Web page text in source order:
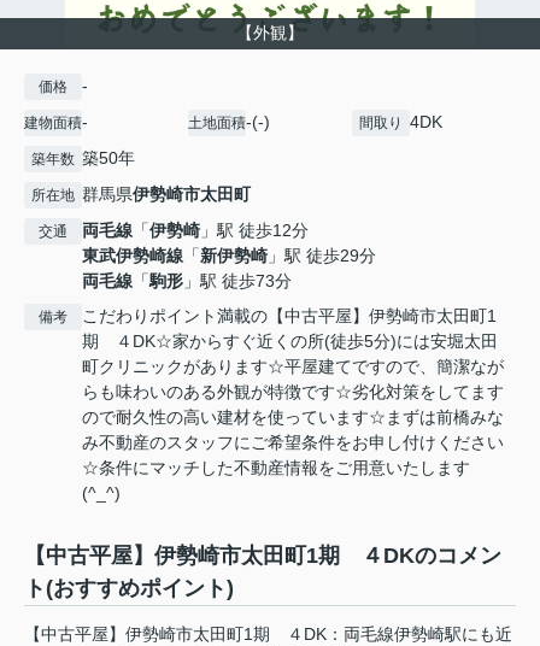
【外観】
価格 -
建物面積- 土地面積-(-) 間取り 4DK
築年数 築50年
所在地 群馬県伊勢崎市太田町
交通 両毛線 「伊勢崎 」駅 徒歩12分
東武伊勢崎線 「新伊勢崎 」駅 徒歩29分
両毛線 「駒形 」駅 徒歩73分
備考
こだわりポイント満載の【中古平屋】伊勢崎市太田町1
期 ４DK☆家からすぐ近くの所(徒歩5分)には安堀太田
町クリニックがあります☆平屋建てですので、簡潔なが
らも味わいのある外観が特徴です☆劣化対策をしてます
ので耐久性の高い建材を使っています☆まずは前橋みな
み不動産のスタッフにご希望条件をお申し付けください
☆条件にマッチした不動産情報をご用意いたします
(^_^)
【中古平屋】伊勢崎市太田町1期 ４DKのコメン
ト(おすすめポイント)
【中古平屋】伊勢崎市太田町1期 ４DK：両毛線伊勢崎駅にも近